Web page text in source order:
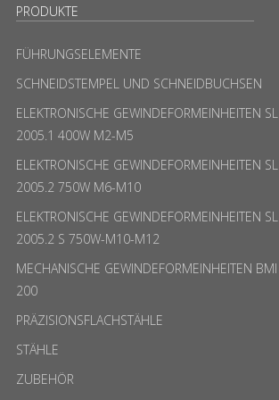
PRODUKTE
FÜHRUNGSELEMENTE
SCHNEIDSTEMPEL UND SCHNEIDBUCHSEN
ELEKTRONISCHE GEWINDEFORMEINHEITEN SL
2005.1 400W M2-M5
ELEKTRONISCHE GEWINDEFORMEINHEITEN SL
2005.2 750W M6-M10
ELEKTRONISCHE GEWINDEFORMEINHEITEN SL
2005.2 S 750W-M10-M12
MECHANISCHE GEWINDEFORMEINHEITEN BMI
200
PRÄZISIONSFLACHSTÄHLE
STÄHLE
ZUBEHÖR